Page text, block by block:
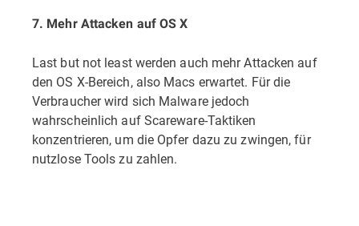
7. Mehr Attacken auf OS X
Last but not least werden auch mehr Attacken auf
den OS X-Bereich, also Macs erwartet. Für die
Verbraucher wird sich Malware jedoch
wahrscheinlich auf Scareware-Taktiken
konzentrieren, um die Opfer dazu zu zwingen, für
nutzlose Tools zu zahlen.